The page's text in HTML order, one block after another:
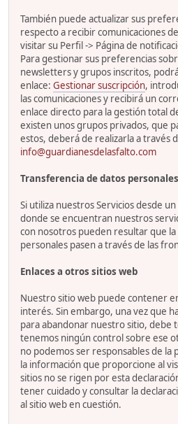
También puede actualizar sus
respecto a recibir comunicaciones
visitar su Perfil -> Página de
Para gestionar sus preferencias
newsletters y grupos inscritos,
enlace: Gestionar suscripción,
las comunicaciones y recibirá un
enlace directo para la gestión total
existen unos grupos privados, que
estos, deberá de realizarla a través
info@guardianesdelasfalto.com
Transferencia de datos
Si utiliza nuestros Servicios desde
donde se encuentran nuestros
con nosotros pueden resultar que
personales pasen a través de las
Enlaces a otros sitios web
Nuestro sitio web puede contener
interés. Sin embargo, una vez que
para abandonar nuestro sitio, debe
tenemos ningún control sobre ese
no podemos ser responsables de la
la información que proporcione al
sitios no se rigen por esta
tener cuidado y consultar la
al sitio web en cuestión.